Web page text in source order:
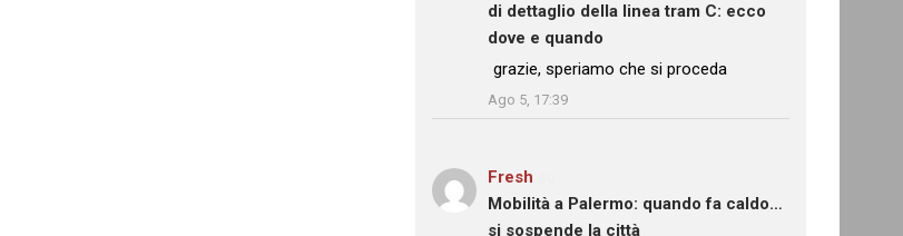
di dettaglio della linea tram C: ecco
dove e quando
: “
grazie, speriamo che si proceda
Ago 5, 17:39
Fresh
Mobilità a Palermo: quando fa caldo…
si sospende la città